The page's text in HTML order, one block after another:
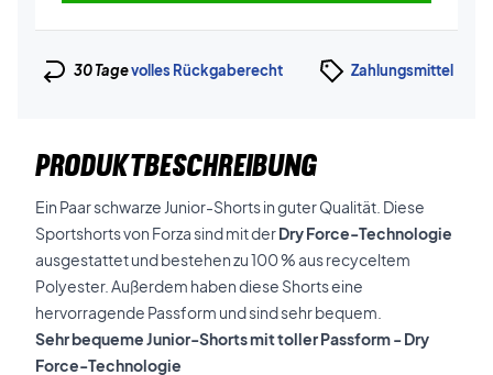
30 Tagevolles Rückgaberecht Zahlungsmittel
PRODUKTBESCHREIBUNG
Ein Paar schwarze Junior-Shorts in guter Qualität. Diese
Sportshorts von Forza sind mit derDry Force-Technologie
ausgestattet und bestehen zu 100 % aus recyceltem
Polyester. Außerdem haben diese Shorts eine
hervorragende Passform und sind sehr bequem.
Sehr bequeme Junior-Shorts mit toller Passform - Dry
Force-Technologie